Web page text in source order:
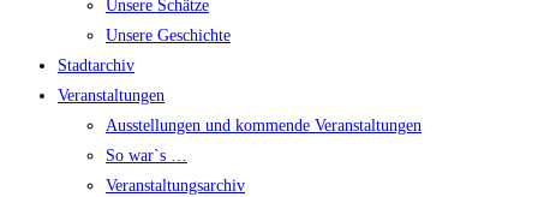
Unsere Schätze
Unsere Geschichte
Stadtarchiv
Veranstaltungen
Ausstellungen und kommende Veranstaltungen
So war`s …
Veranstaltungsarchiv